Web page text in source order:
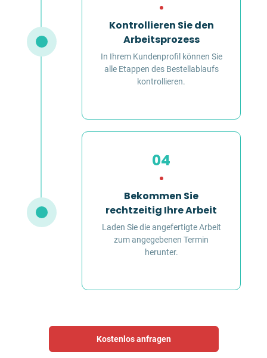
Kontrollieren Sie den
Arbeitsprozess
In Ihrem Kundenprofil können Sie
alle Etappen des Bestellablaufs
kontrollieren.
04
Bekommen Sie
rechtzeitig Ihre Arbeit
Laden Sie die angefertigte Arbeit
zum angegebenen Termin
herunter.
Kostenlos anfragen